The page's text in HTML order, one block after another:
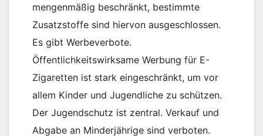
mengenmäßig beschränkt, bestimmte
Zusatzstoffe sind hiervon ausgeschlossen.
Es gibt Werbeverbote.
Öffentlichkeitswirksame Werbung für E-
Zigaretten ist stark eingeschränkt, um vor
allem Kinder und Jugendliche zu schützen.
Der Jugendschutz ist zentral. Verkauf und
Abgabe an Minderjährige sind verboten.